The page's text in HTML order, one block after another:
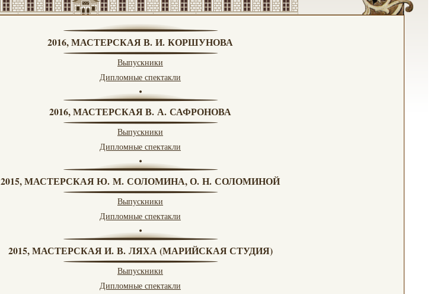
2016, МАСТЕРСКАЯ В. И. КОРШУНОВА
Выпускники
Дипломные спектакли
2016, МАСТЕРСКАЯ В. А. САФРОНОВА
Выпускники
Дипломные спектакли
2015, МАСТЕРСКАЯ Ю. М. СОЛОМИНА, О. Н. СОЛОМИНОЙ
Выпускники
Дипломные спектакли
2015, МАСТЕРСКАЯ И. В. ЛЯХА (МАРИЙСКАЯ СТУДИЯ)
Выпускники
Дипломные спектакли